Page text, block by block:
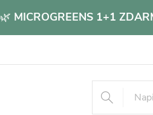
🌿 MICROGREENS 1+1